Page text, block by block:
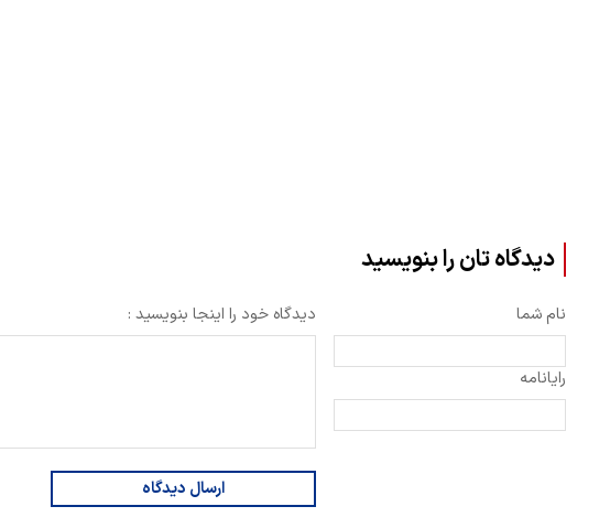
دیدگاه تان را بنویسید
نام شما
رایانامه
دیدگاه خود را اینجا بنویسید :
ارسال دیدگاه